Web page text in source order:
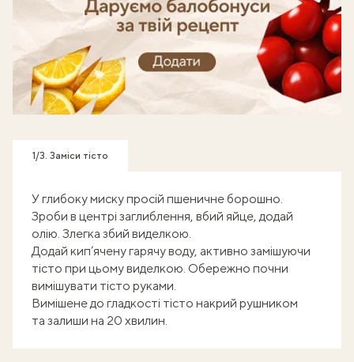
1/3. Заміси тісто
У глибоку миску просій пшеничне борошно.
Зроби в центрі заглиблення, вбий яйце, додай
олію. Злегка збий виделкою.
Додай кип’ячену гарячу воду, активно замішуючи
тісто при цьому виделкою. Обережно почни
вимішувати тісто руками.
Вимішене до гладкості тісто накрий рушником
та залиши на 20 хвилин.